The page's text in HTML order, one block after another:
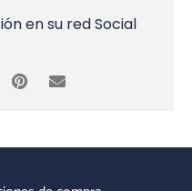
en su red Social